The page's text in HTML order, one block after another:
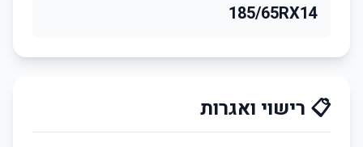
185/65RX14
📋 רישוי ואגרות